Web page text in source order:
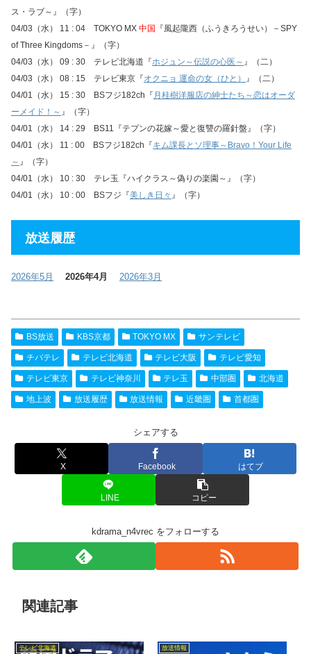
ス・ラブ～』（字）
04/03（水） 11 : 04 TOKYO MX 中国
『風起隴西（ふうきろうせい）－SPY
of Three Kingdoms－』（字）
04/03（水） 09 : 30 テレビ北海道『ホジュン～伝説の心医～ 』（二）
04/03（水） 08 : 15 テレビ東京『オクニョ 運命の女（ひと） 』（二）
04/01（水） 15 : 30 BSフジ182ch『 月桂樹洋服店の紳士たち～恋はオーダ
ーメイド！～ 』（字）
04/01（水） 14 : 29 BS11『テプンの花嫁～愛と復讐の羅針盤』（字）
04/01（水） 11 : 00 BSフジ182ch『キム課長とソ理事～Bravo！Your Life
～ 』（字）
04/01（水） 10 : 30 テレ玉『ハイクラス～偽りの楽園～』（字）
04/01（水） 10 : 00 BSフジ『美しき日々 』（字）
放送履歴
2026年5月 2026年4月 2026年3月
BS放送 KBS京都 TOKYO MX サンテレビ
チバテレ テレビ北海道 テレビ大阪 テレビ愛知
テレビ東京 テレビ神奈川 テレ玉 中部圏 北海道
地上波 放送履歴 放送情報 近畿圏 首都圏
シェアする
X Facebook はてブ
LINE コピー
kdrama_n4vrec をフォローする
関連記事
テレビ北海道 放送情報